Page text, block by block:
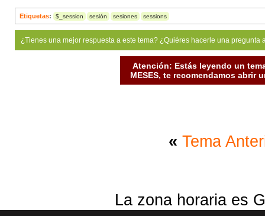
Etiquetas: $_session sesión sesiones sessions
¿Tienes una mejor respuesta a este tema? ¿Quiéres hacerle una
Atención: Estás leyendo un
MESES, te recomendamos abrir
« Tema
La zona horaria es